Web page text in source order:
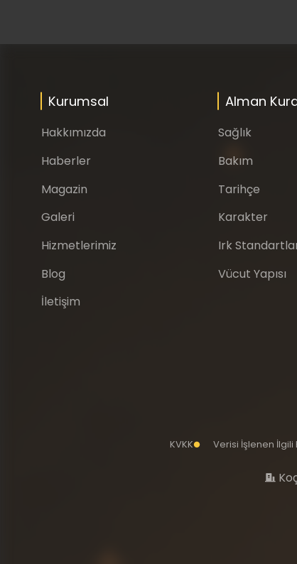
Kurumsal
Hakkımızda
Haberler
Magazin
Galeri
Hizmetlerimiz
Blog
İletişim
Alman
Sağlık
Bakım
Tarihçe
Karakter
Irk
Vücut Yapısı
KVKK Verisi İşlenen İlgili